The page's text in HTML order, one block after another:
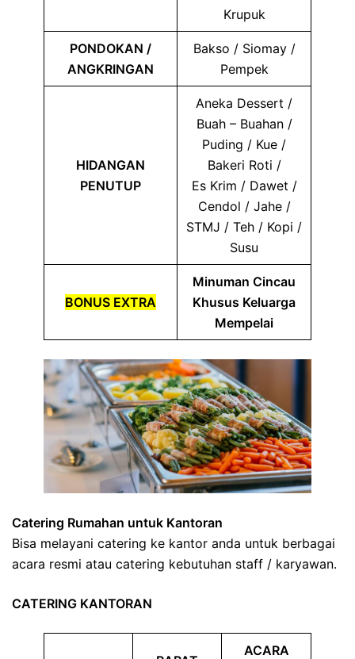
Krupuk
PONDOKAN /
ANGKRINGAN
Bakso / Siomay /
Pempek
HIDANGAN
PENUTUP
Aneka Dessert /
Buah – Buahan /
Puding / Kue /
Bakeri Roti /
Es Krim / Dawet /
Cendol / Jahe /
STMJ / Teh / Kopi /
Susu
BONUS EXTRA
Minuman Cincau
Khusus Keluarga
Mempelai
Catering Rumahan untuk Kantoran
Bisa melayani catering ke kantor anda untuk berbagai
acara resmi atau catering kebutuhan staff / karyawan.
CATERING KANTORAN
ACARA